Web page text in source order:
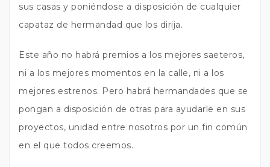
sus casas y poniéndose a disposición de cualquier
capataz de hermandad que los dirija.
Este año no habrá premios a los mejores saeteros,
ni a los mejores momentos en la calle, ni a los
mejores estrenos. Pero habrá hermandades que se
pongan a disposición de otras para ayudarle en sus
proyectos, unidad entre nosotros por un fin común
en el que todos creemos.